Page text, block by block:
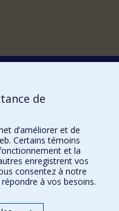
de
d’améliorer et de
Certains témoins
et la
enregistrent vos
consentez à notre
à vos besoins.